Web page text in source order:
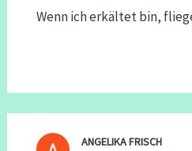
Wenn ich erkältet bin,
ANGELIKA FRISCH